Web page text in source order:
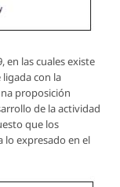
en las cuales existe
con la
proposición
de la actividad
que los
lo expresado en el